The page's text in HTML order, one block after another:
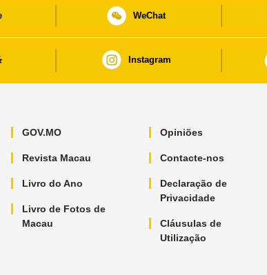
WeChat
Instagram
GOV.MO
Revista Macau
Livro do Ano
Livro de Fotos de
Macau
Opiniões
Contacte-nos
Declaração de
Privacidade
Cláusulas de
Utilização